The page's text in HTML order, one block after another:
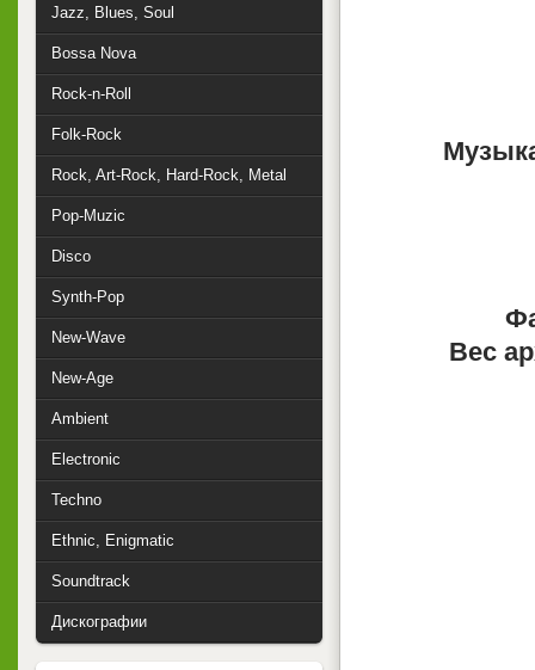
Вес
Jazz, Blues, Soul
Bossa Nova
Rock-n-Roll
Folk-Rock
Rock, Art-Rock, Hard-Rock, Metal
Pop-Muzic
Disco
Synth-Pop
New-Wave
New-Age
Ambient
Electronic
Techno
Ethnic, Enigmatic
Soundtrack
Дискографии